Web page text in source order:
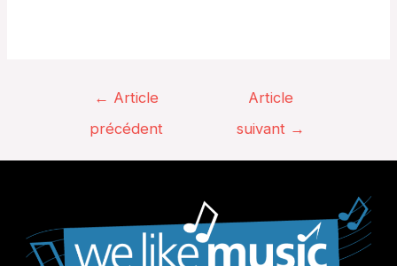
Navigation
l’article
← Article
précédent
Article
suivant →